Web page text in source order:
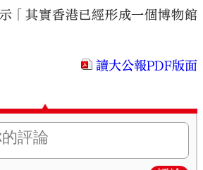
「其實香港已經形成一個博物館
讀大公報PDF版面